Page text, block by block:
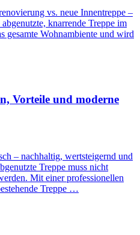
vs. neue Innentreppe –
knarrende Treppe im
gesamte Wohnambiente und wird
Vorteile und moderne
– nachhaltig, wertsteigernd und
Treppe muss nicht
Mit einer professionellen
Treppe …